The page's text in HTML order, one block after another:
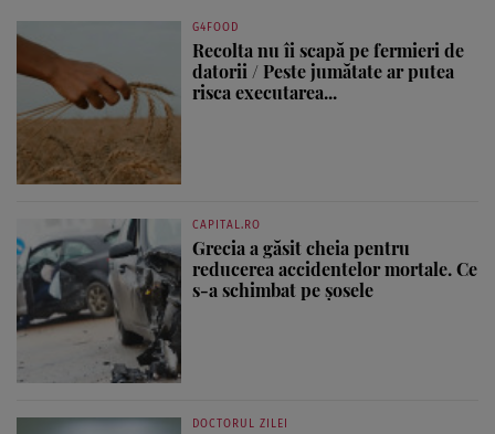
G4FOOD
Recolta nu îi scapă pe fermieri de
datorii / Peste jumătate ar putea
risca executarea...
CAPITAL.RO
Grecia a găsit cheia pentru
reducerea accidentelor mortale. Ce
s-a schimbat pe șosele
DOCTORUL ZILEI